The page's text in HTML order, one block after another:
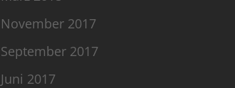
November 2017
September 2017
Juni 2017